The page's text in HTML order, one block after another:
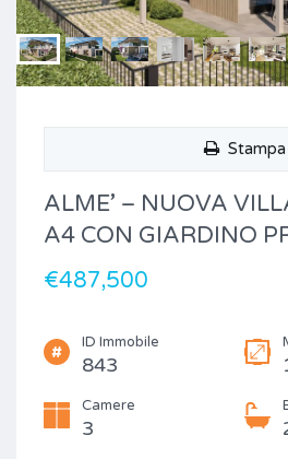
Stampa
ALME’ – NUOVA
A4 CON GIARDINO
€487,500
ID Immobile
843
Camere
3